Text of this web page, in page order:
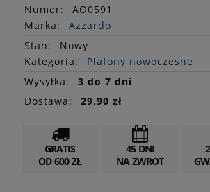
Numer:
AO0591
Marka:
Azzardo
Stan:
Nowy
Kategoria:
Plafony nowoczesne
Wysyłka:
3 do 7 dni
Dostawa:
29,90 zł
GRATIS
OD 600 ZŁ
45 DNI
NA ZWROT